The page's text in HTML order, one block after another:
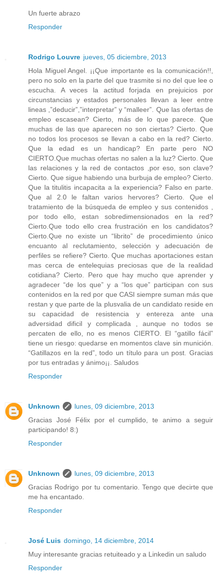
Un fuerte abrazo
Responder
Rodrigo Louvre jueves, 05 diciembre, 2013
Hola Miguel Angel. ¡¡Que importante es la comunicación!!,
pero no solo en la parte del que trasmite si no del que lee o
escucha. A veces la actitud forjada en prejuicios por
circunstancias y estados personales llevan a leer entre
lineas ,”deducir”,”interpretar” y “malleer”. Que las ofertas de
empleo escasean? Cierto, más de lo que parece. Que
muchas de las que aparecen no son ciertas? Cierto. Que
no todos los procesos se llevan a cabo en la red? Cierto.
Que la edad es un handicap? En parte pero NO
CIERTO.Que muchas ofertas no salen a la luz? Cierto. Que
las relaciones y la red de contactos ,por eso, son clave?
Cierto. Que sigue habiendo una burbuja de empleo? Cierto.
Que la titulitis incapacita a la experiencia? Falso en parte.
Que al 2.0 le faltan varios hervores? Cierto. Que el
tratamiento de la búsqueda de empleo y sus contenidos ,
por todo ello, estan sobredimensionados en la red?
Cierto.Que todo ello crea frustración en los candidatos?
Cierto.Que no existe un “librito” de procedimiento único
encuanto al reclutamiento, selección y adecuación de
perfiles se refiere? Cierto. Que muchas aportaciones estan
mas cerca de entelequias preciosas que de la realidad
cotidiana? Cierto. Pero que hay mucho que aprender y
agradecer “de los que” y a “los que” participan con sus
contenidos en la red por que CASI siempre suman más que
restan y que parte de la plusvalia de un candidato reside en
su capacidad de resistencia y entereza ante una
adversidad dificil y complicada , aunque no todos se
percaten de ello, no es menos CIERTO. El “gatillo fácil”
tiene un riesgo: quedarse en momentos clave sin munición.
“Gatillazos en la red”, todo un título para un post. Gracias
por tus entradas y ánimo¡¡. Saludos
Responder
Unknown
lunes, 09 diciembre, 2013
Gracias José Félix por el cumplido, te animo a seguir
participando! 8:)
Responder
Unknown
lunes, 09 diciembre, 2013
Gracias Rodrigo por tu comentario. Tengo que decirte que
me ha encantado.
Responder
José Luis domingo, 14 diciembre, 2014
Muy interesante gracias retuiteado y a Linkedin un saludo
Responder